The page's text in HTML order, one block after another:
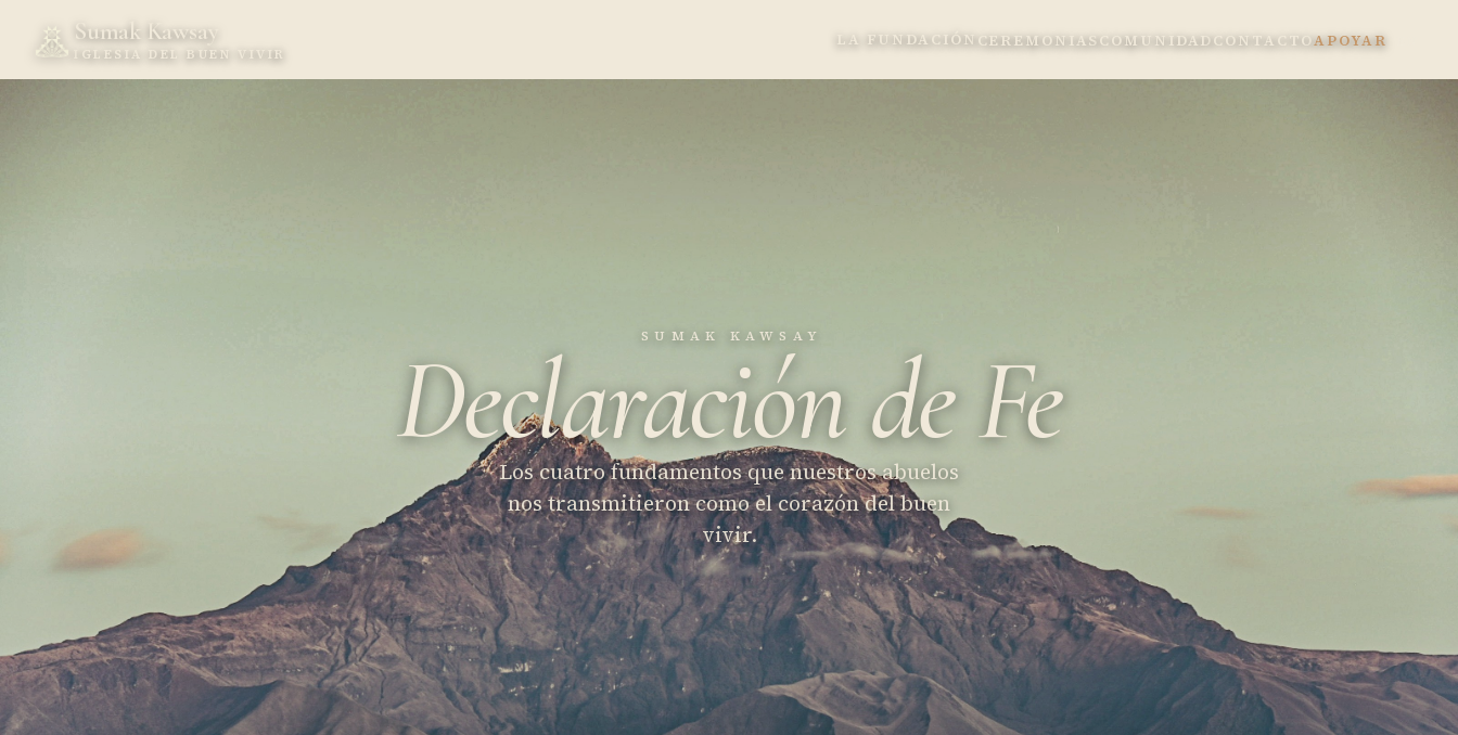
Sumak Kawsay
IGLESIA DEL BUEN VIVIR
LA FUNDACIÓNCEREMONIASCOMUNIDADCONTACTOAPOYAR
SUMAK KAWSAY
Declaraciónde Fe
Los cuatro fundamentos que nuestros abuelos
nos transmitieron como el corazón del buen
vivir.